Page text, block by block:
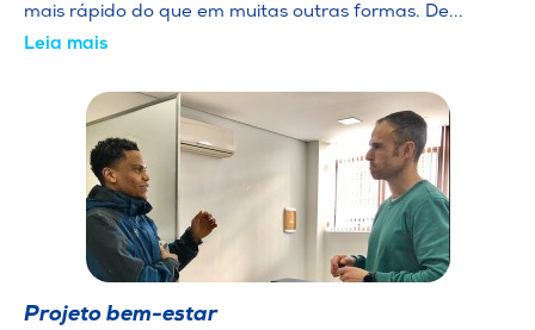
mais rápido do que em muitas outras formas. De...
Leia mais
Projeto bem-estar